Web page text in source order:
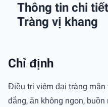
Thông tin chi
Tràng vị khang
Chỉ định
Điều trị viêm đại tràng
đắng, ăn không ngon,